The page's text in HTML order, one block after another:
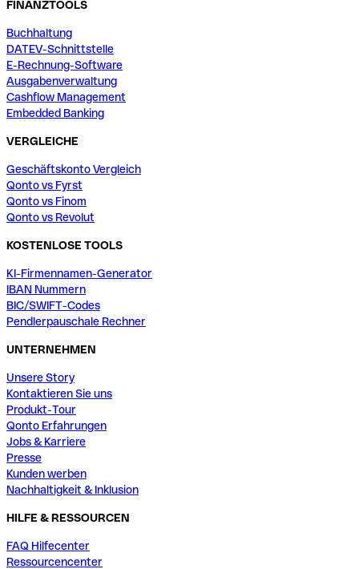
FINANZTOOLS
Buchhaltung
DATEV-Schnittstelle
E-Rechnung-Software
Ausgabenverwaltung
Cashflow Management
Embedded Banking
VERGLEICHE
Geschäftskonto Vergleich
Qonto vs Fyrst
Qonto vs Finom
Qonto vs Revolut
KOSTENLOSE TOOLS
KI-Firmennamen-Generator
IBAN Nummern
BIC/SWIFT-Codes
Pendlerpauschale Rechner
UNTERNEHMEN
Unsere Story
Kontaktieren Sie uns
Produkt-Tour
Qonto Erfahrungen
Jobs & Karriere
Presse
Kunden werben
Nachhaltigkeit & Inklusion
HILFE & RESSOURCEN
FAQ Hilfecenter
Ressourcencenter